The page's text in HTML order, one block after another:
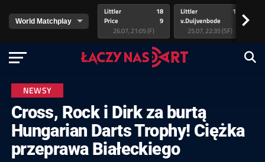
Littler
Price
18
9
26.07, 21:05 (F)
Littler
v.Duijvenbode
17
25.07, 22:35 (SF)
>
NEWSY
Cross, Rock i Dirk za burtą
Hungarian Darts Trophy! Ciężka
przeprawa Białeckiego